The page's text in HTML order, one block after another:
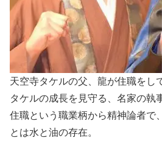
天空寺タケルの父、龍が住職をし
タケルの成長を見守る、名家の執
住職という職業柄から精神論者で
とは水と油の存在。